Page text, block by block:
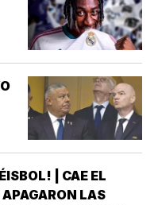
| CAE EL
LAS